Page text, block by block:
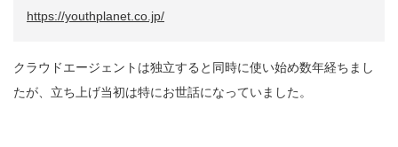
https://youthplanet.co.jp/
クラウドエージェントは独立すると同時に使い始め数年経ちまし
たが、立ち上げ当初は特にお世話になっていました。